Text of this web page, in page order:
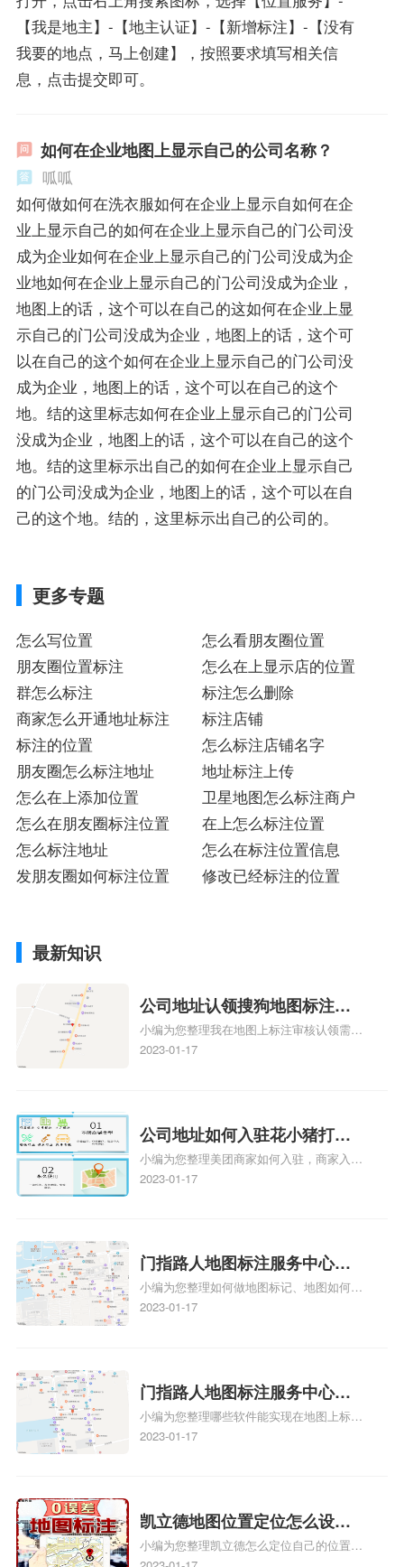
【我是地主】-【地主认证】-【新增标注】-【没有
我要的地点，马上创建】，按照要求填写相关信
息，点击提交即可。
如何在企业地图上显示自己的公司名称？
呱呱
如何做如何在洗衣服如何在企业上显示自如何在企
业上显示自己的如何在企业上显示自己的门公司没
成为企业如何在企业上显示自己的门公司没成为企
业地如何在企业上显示自己的门公司没成为企业，
地图上的话，这个可以在自己的这如何在企业上显
示自己的门公司没成为企业，地图上的话，这个可
以在自己的这个如何在企业上显示自己的门公司没
成为企业，地图上的话，这个可以在自己的这个
地。结的这里标志如何在企业上显示自己的门公司
没成为企业，地图上的话，这个可以在自己的这个
地。结的这里标示出自己的如何在企业上显示自己
的门公司没成为企业，地图上的话，这个可以在自
己的这个地。结的，这里标示出自己的公司的。
更多专题
怎么写位置
怎么看朋友圈位置
朋友圈位置标注
怎么在上显示店的位置
群怎么标注
标注怎么删除
商家怎么开通地址标注
标注店铺
标注的位置
怎么标注店铺名字
朋友圈怎么标注地址
地址标注上传
怎么在上添加位置
卫星地图怎么标注商户
怎么在朋友圈标注位置
在上怎么标注位置
怎么标注地址
怎么在标注位置信息
发朋友圈如何标注位置
修改已经标注的位置
最新知识
公司地址认领搜狗地图标注多
久审核？公司地址认领地图标
注多久审核？
小编为您整理我在地图上标注审核认领需要
多久、我在地图上标注审核认领需要多久
情可查看下方正文！
2023-01-17
公司地址如何入驻花小猪打车
地图标记？指路人地图标注服
务中心铺如何入驻花小猪打车
小编为您整理美团商家如何入驻，商家入驻
教程、商家如何入驻地图、如何入驻地:、
2023-01-17
门指路人地图标注服务中心如
何做花小猪打车地图位置标
记？门指路人地图标注服务中
小编为您整理如何做地图标记、地图如何做
标记、so搜街景中如何做标记、360e启花贷
关地图标注知识，详情可查看下方正文！
2023-01-17
门指路人地图标注服务中心地
图位置地址标记？门指路人地
图标注服务中心苹果地图位置
小编为您整理哪些软件能实现在地图上标记
门指路人地图标注服务中心位置、门指路人
门指路人地图标注服务中心地址标注上地图
怎么弄相关地图标注知识，详情可查看下方
正文！
2023-01-17
凯立德地图位置定位怎么设置
自己的指路人地图标注服务中
小编为您整理凯立德怎么定位自己的位置